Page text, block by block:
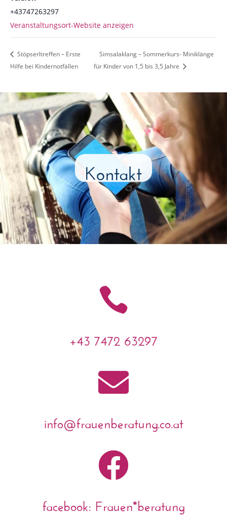
+43747263297
Veranstaltungsort-Website anzeigen
Stöpserltreffen – Erste
Hilfe bei Kindernotfällen
Simsalaklang – Sommerkurs- Miniklänge
für Kinder von 1,5 bis 3,5 Jahre
Kontakt

+43 7472 63297

info@frauenberatung.co.at

facebook: Frauen*beratung